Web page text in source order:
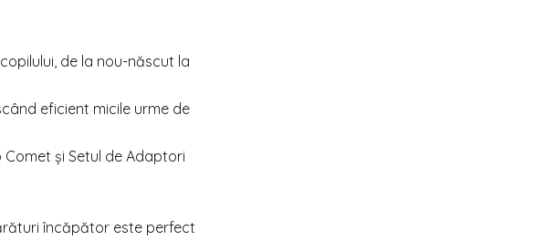
de la nou-născut la
eficient micile urme de
și Setul de Adaptori
încăpător este perfect